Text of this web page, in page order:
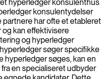
hyperledger konsulenthus
konsulentydelser
partnere har ofte et etableret
kan effektivisere
og hyperledger
søger specifikke
hyperledger søges, kan en
en specialiseret udbyder